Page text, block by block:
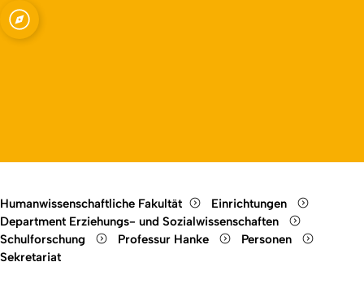
-
mit dem
und
Open quicklink menu
Humanwissenschaftliche Fakultät
Einrichtungen
Department Erziehungs- und Sozialwissenschaften
Schulforschung
Professur Hanke
Personen
Sekretariat